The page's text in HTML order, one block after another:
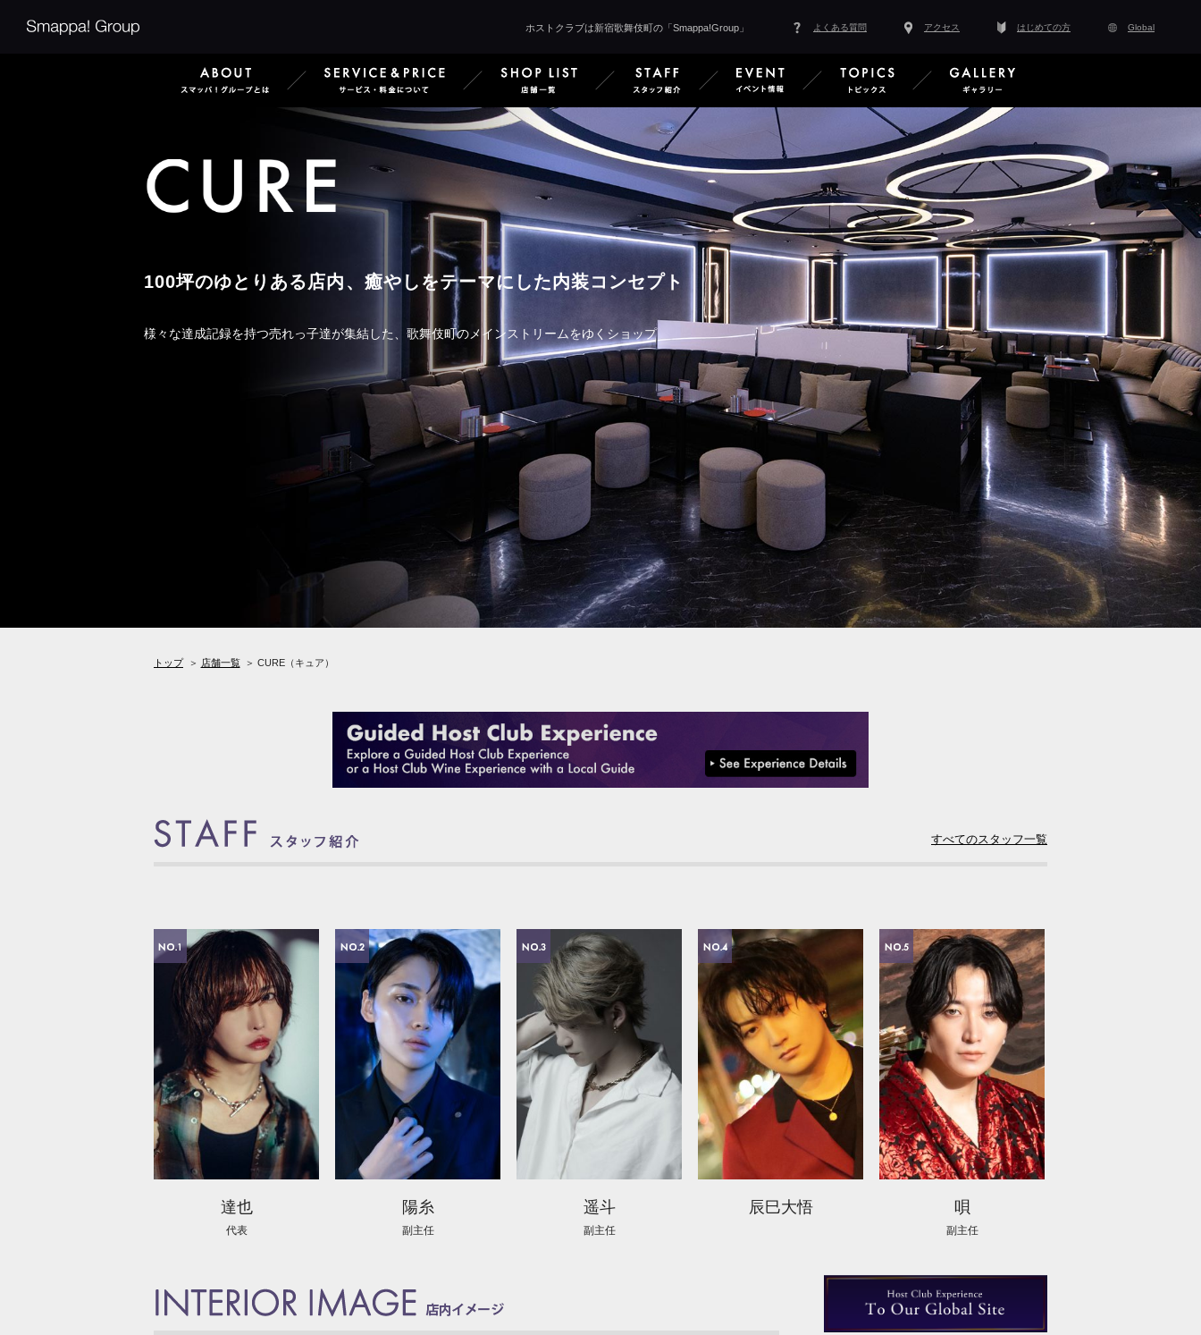
よくある質問 アクセス はじめての方 Global
ホストクラブは新宿歌舞伎町の「Smappa!Group」
ABOUT Smappa!Groupとは SERVICE & PRICE サービス＆料金
SHOP LIST 店舗一覧STAFF スタッフ紹介EVENT イベント情報TOPICS トピックス
100坪のゆとりある店内、癒やしをテーマにした内装コンセプト
様々な達成記録を持つ売れっ子達が集結した、歌舞伎町のメインストリームをゆくショップ
トップ ＞ 店舗一覧 ＞ CURE（キュア）
達也
代表
陽糸
副主任
遥斗
副主任
辰巳大悟 唄
副主任
すべてのスタッフ一覧